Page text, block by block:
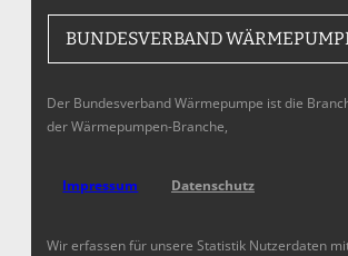
BUNDESVERBAND
Der Bundesverband Wärmepumpe ist die
der Wärmepumpen-Branche,
Impressum Datenschutz
Wir erfassen für unsere Statistik Nutzerdaten